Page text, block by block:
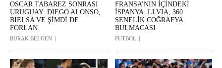
OSCAR TABAREZ SONRASI
URUGUAY: DIEGO ALONSO,
BIELSA VE ŞİMDİ DE
FORLAN
BURAK BELGEN
FRANSA’NIN İÇİNDEKİ
İSPANYA: LLVIA, 360
SENELİK COĞRAFYA
BULMACASI
FUTBOL